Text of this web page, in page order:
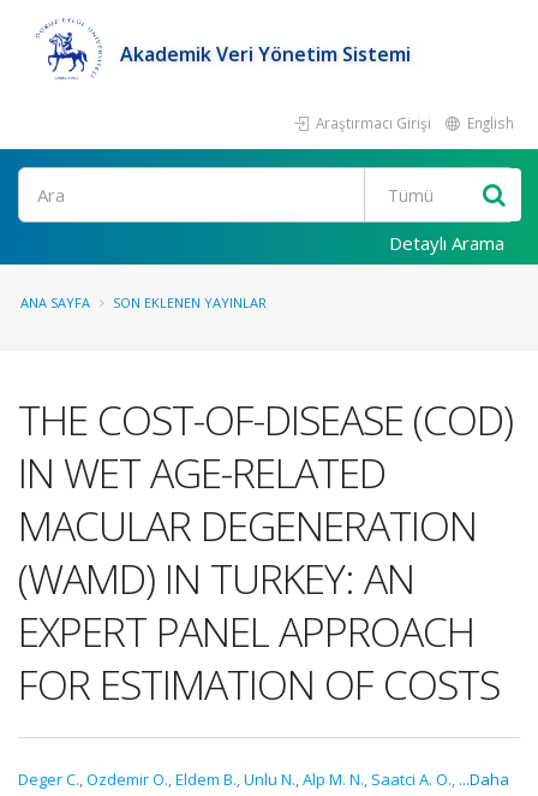
Akademik Veri Yönetim Sistemi
Araştırmacı Girişi English
Ara
Detaylı Arama
ANA SAYFA SON EKLENEN YAYINLAR
THE COST-OF-DISEASE (COD)
IN WET AGE-RELATED
MACULAR DEGENERATION
(WAMD) IN TURKEY: AN
EXPERT PANEL APPROACH
FOR ESTIMATION OF COSTS
Deger C.,Ozdemir O.,Eldem B.,Unlu N.,Alp M. N., Saatci A. O., ...Daha